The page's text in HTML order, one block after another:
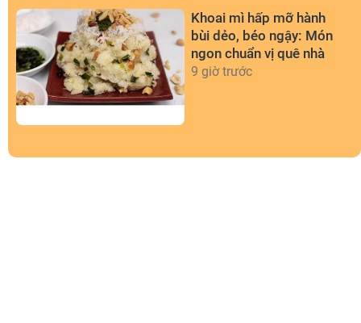
Khoai mì hấp mỡ hành
bùi dẻo, béo ngậy: Món
ngon chuẩn vị quê nhà
9 giờ trước